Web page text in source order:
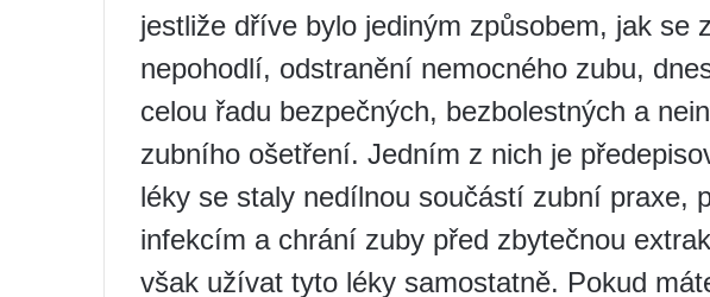
jestliže dříve bylo jediným způsobem, jak se
nepohodlí, odstranění nemocného zubu,
celou řadu bezpečných, bezbolestných a
zubního ošetření. Jedním z nich je
léky se staly nedílnou součástí zubní praxe,
infekcím a chrání zuby před zbytečnou
však užívat tyto léky samostatně. Pokud